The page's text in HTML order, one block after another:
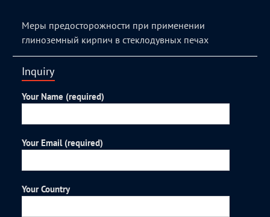
Меры предосторожности при применении
глиноземный кирпич в стеклодувных печах
Inquiry
Your Name (required)
Your Email (required)
Your Country